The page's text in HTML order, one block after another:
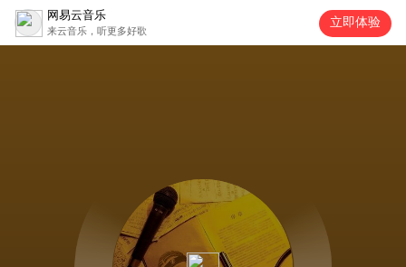
网易云音乐
来云音乐，听更多好歌
立即体验